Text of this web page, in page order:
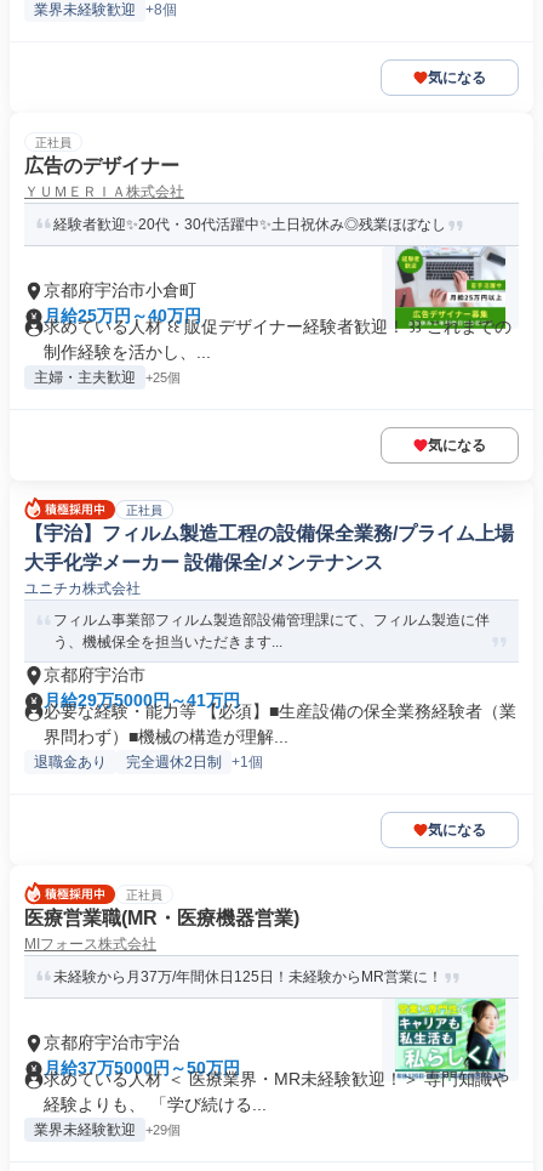
業界未経験歓迎 +8個
気になる
正社員
広告のデザイナー
ＹＵＭＥＲＩＡ株式会社
経験者歓迎✨20代・30代活躍中✨土日祝休み◎残業ほぼなし
京都府宇治市小倉町
月給25万円～40万円
求めている人材 ꒰꒰ 販促デザイナー経験者歓迎！ ꒱꒱ これまでの
制作経験を活かし、...
主婦・主夫歓迎 +25個
気になる
正社員
【宇治】フィルム製造工程の設備保全業務/プライム上場
大手化学メーカー 設備保全/メンテナンス
ユニチカ株式会社
フィルム事業部フィルム製造部設備管理課にて、フィルム製造に伴
う、機械保全を担当いただきます...
京都府宇治市
月給29万5000円～41万円
必要な経験・能力等 【必須】■生産設備の保全業務経験者（業
界問わず）■機械の構造が理解...
退職金あり 完全週休2日制 +1個
気になる
正社員
医療営業職(MR・医療機器営業)
MIフォース株式会社
未経験から月37万/年間休日125日！未経験からMR営業に！
京都府宇治市宇治
月給37万5000円～50万円
求めている人材 ＜ 医療業界・MR未経験歓迎！＞ 専門知識や
経験よりも、 「学び続ける...
業界未経験歓迎 +29個